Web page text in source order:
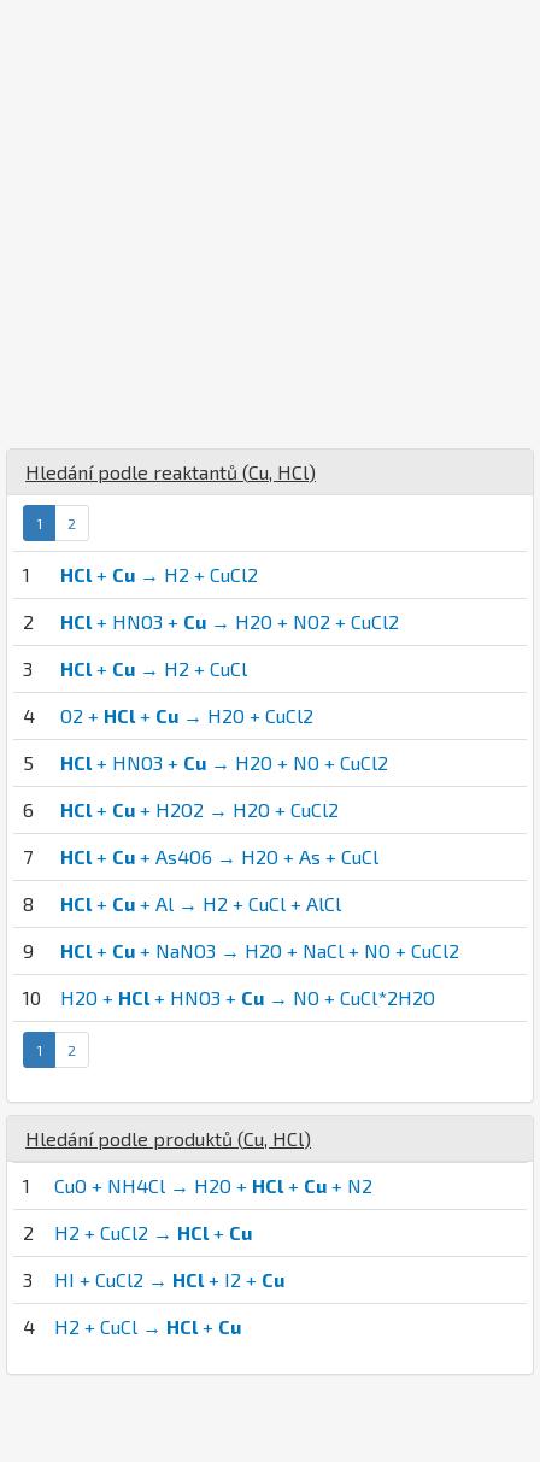
Hledání podle reaktantů (Cu HCl)
1 2
1 HCl + Cu → H2 + CuCl2
2 HCl + HNO3 + Cu → H2O + NO2 + CuCl2
3 HCl + Cu → H2 + CuCl
4 O2 + HCl + Cu → H2O + CuCl2
5 HCl + HNO3 + Cu → H2O + NO + CuCl2
6 HCl + Cu + H2O2 → H2O + CuCl2
7 HCl + Cu + As4O6 → H2O + As + CuCl
8 HCl + Cu + Al → H2 + CuCl + AlCl
9 HCl + Cu + NaNO3 → H2O + NaCl + NO + CuCl2
10 H2O + HCl + HNO3 + Cu → NO + CuCl*2H2O
1 2
Hledání podle produktů (Cu HCl)
1 CuO + NH4Cl → H2O + HCl + Cu + N2
2 H2 + CuCl2 → HCl + Cu
3 HI + CuCl2 → HCl + I2 + Cu
4 H2 + CuCl → HCl + Cu